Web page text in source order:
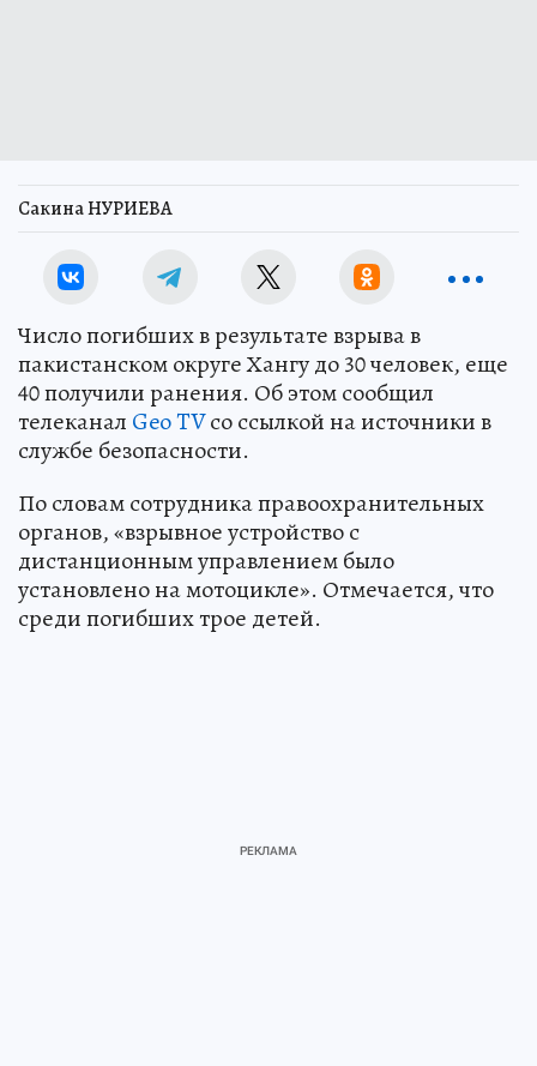
Сакина НУРИЕВА
Число погибших в результате взрыва в
пакистанском округе Хангу до 30 человек, еще
40 получили ранения. Об этом сообщил
телеканал Geo TVсо ссылкой на источники в
службе безопасности.
По словам сотрудника правоохранительных
органов, «взрывное устройство с
дистанционным управлением было
установлено на мотоцикле». Отмечается, что
среди погибших трое детей.